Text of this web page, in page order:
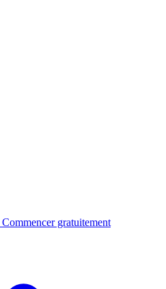
Commencer gratuitement